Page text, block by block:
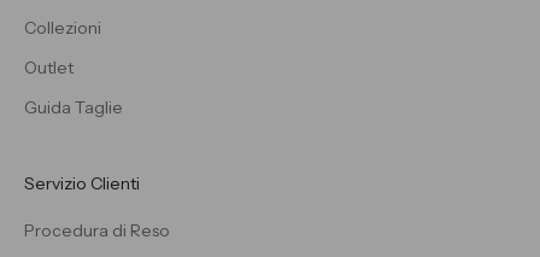
Collezioni
Outlet
Guida Taglie
Servizio Clienti
Procedura di Reso